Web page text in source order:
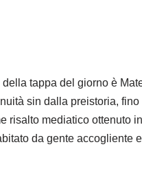
tappa del giorno è
sin dalla preistoria,
risalto mediatico ottenuto
da gente accogliente